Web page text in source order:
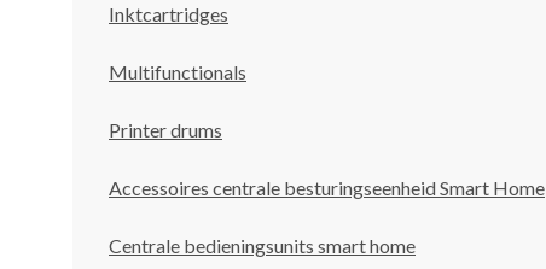
Inktcartridges
Multifunctionals
Printer drums
Accessoires centrale besturingseenheid Smart Home
Centrale bedieningsunits smart home